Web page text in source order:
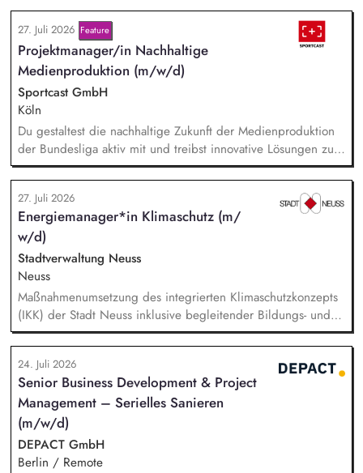
27. Juli 2026 Feature
Projektmanager/in Nachhaltige
Medienproduktion (m/w/d)
Sportcast GmbH
Köln
Du gestaltest die nachhaltige Zukunft der Medienproduktion
der Bundesliga aktiv mit und treibst innovative Lösungen zur
Reduzierung von Emissionen voran. Dein Fokus liegt auf der
Evaluierung von Reduktionspotentialen von TV-
Produktionskonzepten hinsichtlich Co2e-Fußabdruck,
Durchführung einer Machbarkeitsstudie zur emissionsfreien
USV-Stromversorgung sowie der Koordination interner und
externer Stakeholder.
27. Juli 2026
Energiemanager*in Klimaschutz (m/
w/d)
Stadtverwaltung Neuss
Neuss
Maßnahmenumsetzung des integrierten Klimaschutzkonzepts
(IKK) der Stadt Neuss inklusive begleitender Bildungs- und
Öffentlichkeitsarbeit sowie Fortschreibung des IKK.
Monitoring und Berichterstattung zu den ca. 60 städtischen
PV-Anlagen sowie Planung weiterer Anlageninstallationen.
Prüfung, Planung und Umsetzung von Modellen zu Energy-
Sharing und/oder Strombilanzkreismodellen. Eigenständige
Fördermittelakquise und Durchführung von Förderprojekten
in den Bereichen regenerative Energien sowie
energiesparendes Bauen und Sanieren.
24. Juli 2026
Senior Business Development & Project
Management – Serielles Sanieren
(m/w/d)
DEPACT GmbH
Berlin / Remote